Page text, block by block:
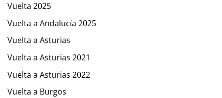
Vuelta 2025
Vuelta a Andalucía 2025
Vuelta a Asturias
Vuelta a Asturias 2021
Vuelta a Asturias 2022
Vuelta a Burgos